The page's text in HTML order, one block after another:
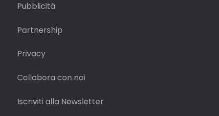
Pubblicità
Partnership
Privacy
Collabora con noi
Iscriviti alla Newsletter